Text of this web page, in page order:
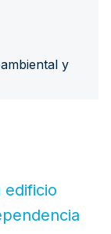
y
edificio